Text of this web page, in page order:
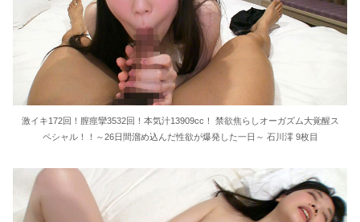
激イキ172回！膣痙攣3532回！本気汁13909cc！ 禁欲焦らしオーガズム大覚醒ス
ペシャル！！～26日間溜め込んだ性欲が爆発した一日～ 石川澪 9枚目